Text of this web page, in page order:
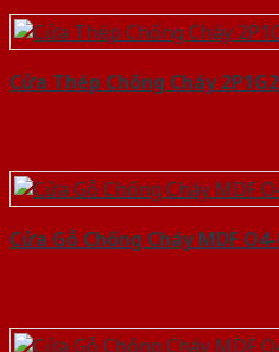
Cửa Thép Chống Cháy
Cửa Gỗ Chống Cháy MDF